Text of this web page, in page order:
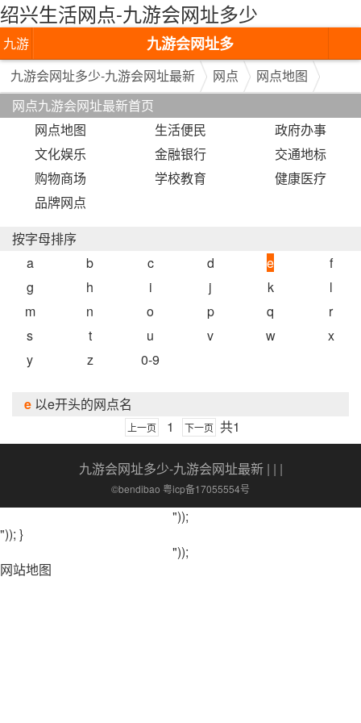
绍兴生活网点-九游会网址多少
九游
会网
址多
最新
九游会网址多
少-九游会网址
九游会网址多少-九游会网址最新 网点
网点地图
网点九游会网址最新首页
网点地图
生活便民
政府办事
文化娱乐
金融银行
交通地标
购物商场
学校教育
健康医疗
品牌网点
按字母排序
a
b c d e
f
g
h i j k
l
m
n o p q
r
s
t u v w
x
y
z 0-9
e 以e开头的网点名
上一页 1 下一页 共1
九游会网址多少-九游会网址最新| | |
©bendibao 粤icp备17055554号
"));
")); }
"));
网站地图